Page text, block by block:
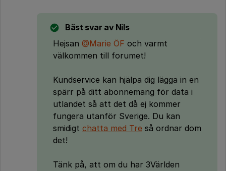
Bäst svar av Nils
Hejsan @Marie ÖF och varmt
välkommen till forumet!
Kundservice kan hjälpa dig lägga in en
spärr på ditt abonnemang för data i
utlandet så att det då ej kommer
fungera utanför Sverige. Du kan
smidigt chatta med Tre så ordnar dom
det!
Tänk på, att om du har 3Världen